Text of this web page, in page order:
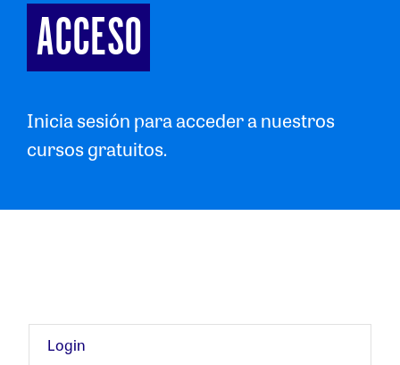
ACCESO
Inicia sesión para acceder a nuestros
cursos gratuitos.
Login